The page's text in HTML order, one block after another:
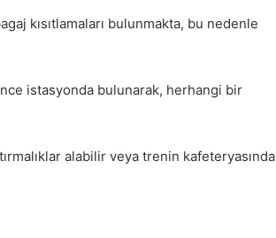
kısıtlamaları bulunmakta, bu nedenle
istasyonda bulunarak, herhangi bir
alabilir veya trenin kafeteryasında